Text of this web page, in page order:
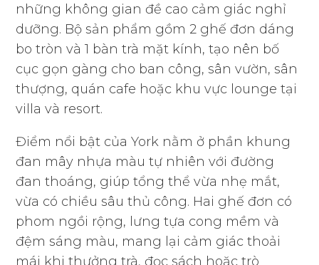
những không gian đề cao cảm giác nghỉ
dưỡng. Bộ sản phẩm gồm 2 ghế đơn dáng
bo tròn và 1 bàn trà mặt kính, tạo nên bố
cục gọn gàng cho ban công, sân vườn, sân
thượng, quán cafe hoặc khu vực lounge tại
villa và resort.
Điểm nổi bật của York nằm ở phần khung
đan mây nhựa màu tự nhiên với đường
đan thoáng, giúp tổng thể vừa nhẹ mắt,
vừa có chiều sâu thủ công. Hai ghế đơn có
phom ngồi rộng, lưng tựa cong mềm và
đệm sáng màu, mang lại cảm giác thoải
mái khi thưởng trà, đọc sách hoặc trò